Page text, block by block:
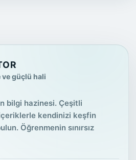
güçlü hali
bilgi hazinesi. Çeşitli
kendinizi keşfin
Öğrenmenin sınırsız